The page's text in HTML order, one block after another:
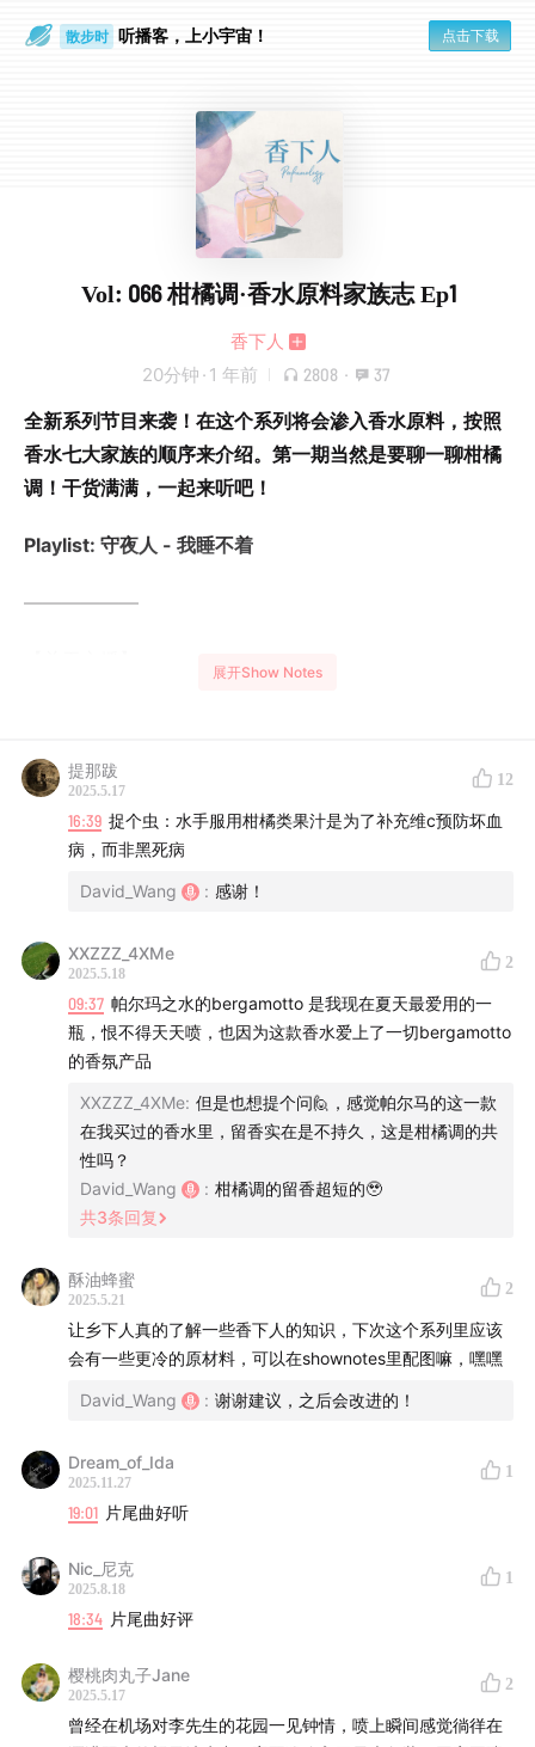
散步时 听播客，上小宇宙！ 点击下载
Vol: 066 柑橘调·香水原料家族志 Ep1
香下人
20分钟 · 1 年前 2808 · 37
全新系列节目来袭！在这个系列将会渗入香水原料，按照
香水七大家族的顺序来介绍。第一期当然是要聊一聊柑橘
调！干货满满，一起来听吧！
Playlist: 守夜人 - 我睡不着
——————
【联系我们】
我们非常重视小伙伴们的收听体验，请大家多多留言分享
意见。欢迎加入小红书（香下人Perfumology）主页的听
【关于「香下人」】
香下人这档节目会交流跟香水/香气有关的一切话题。我们
乐师，不太干货但绝不水。
虽然不拘泥于干货，但我们决不轻飘，以深度见解贴心解
说，让你对香水的世界有更深入的认识。
【收听平台】
苹果播客Podcasts | 小宇宙App | QQ音乐 | 豆瓣
合作: perfumology001@gmail.com | 版权声明
展开Show Notes
提那跋
2025.5.17
12
16:39 捉个虫：水手服用柑橘类果汁是为了补充维c预防坏血
病，而非黑死病
David_Wang : 感谢！
XXZZZ_4XMe
2025.5.18
2
09:37 帕尔玛之水的bergamotto 是我现在夏天最爱用的一
瓶，恨不得天天喷，也因为这款香水爱上了一切bergamotto
的香氛产品
XXZZZ_4XMe: 但是也想提个问🙋，感觉帕尔马的这一款
在我买过的香水里，留香实在是不持久，这是柑橘调的共
性吗？
David_Wang
: 柑橘调的留香超短的🥹
共3条回复
酥油蜂蜜
2025.5.21
2
让乡下人真的了解一些香下人的知识，下次这个系列里应该
会有一些更冷的原材料，可以在shownotes里配图嘛，嘿嘿
David_Wang : 谢谢建议，之后会改进的！
Dream_of_Ida
2025.11.27
1
19:01 片尾曲好听
Nic_尼克
2025.8.18
1
18:34 片尾曲好评
樱桃肉丸子Jane
2025.5.17
2
曾经在机场对李先生的花园一见钟情，喷上瞬间感觉徜徉在